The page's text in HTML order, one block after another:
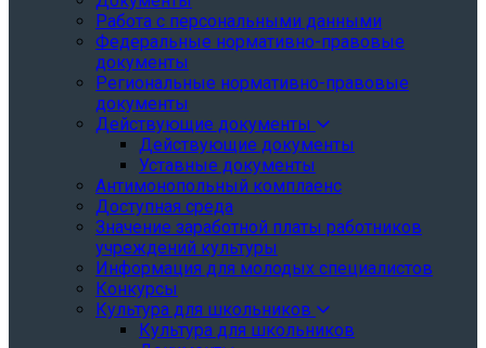
Работа с персональными данными
Федеральные нормативно-правовые
документы
Региональные нормативно-правовые
документы
Действующие документы
Действующие документы
Уставные документы
Антимонопольный комплаенс
Доступная среда
Значение заработной платы работников
учреждений культуры
Информация для молодых специалистов
Конкурсы
Культура для школьников
Культура для школьников